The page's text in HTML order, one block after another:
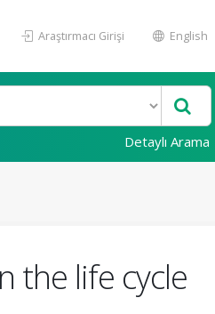
Araştırmacı Girişi English
Detaylı Arama
the life cycle